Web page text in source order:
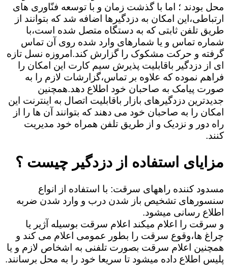
محل بودند ؛ اما با گذشت زمان و با توسعه فنّاوری های
ارتباطی،این امکان به دزدگیرها اضافه شد که بتوانند از
طریق تلفن ثابتی که به دستگاه متصل شده است،با
شماره تماس و یا شمارهای وارد شده روی آن تماس
گرفته و حرکت مشکوک را گزارش کند.امروزه نسل تازه
ای از دزدگیر باقابلیت پذیرش سیم کارت این امکان را
فراهم نموده که علاوه بر تماس،گزارشات لازم را به
صورت پیامک به صاحبان خود اطلاع دهد.همچنین
جدیدترین دزدگیرهای بازار باقابلیت اتصال به اینترنت این
امکان را به صاحبان خود می دهند که بتوانند آن ها را از
راه دور و نزدیک و از طریق تلفن همراه خود مدیریت
کنند.
مزایای استفاده از دزدگیر چیست ؟
مسدود کننده راههای سرقت: با استفاده از انواع
سنسورهای تشخیص باز شدن درب و وارد شدن ضربه
اطلاع رسانی میشود.
و سرقت را اعلام میکند اعلام سرقت بوسیله آژیر یا
چراغ ها،وقوع سرقت را بطور عمومی اعلام می کند و
همچنین اعلام سرقت بصورت تلفنی به اشخاص لازم و یا
پلیس اطلاع داده میشود تا سریعا خود را به محل برسانند.